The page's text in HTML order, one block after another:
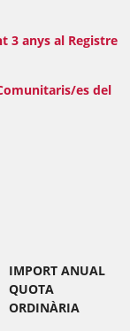
3 anys al Registre
es del
IMPORT ANUAL
QUOTA
ORDINÀRIA